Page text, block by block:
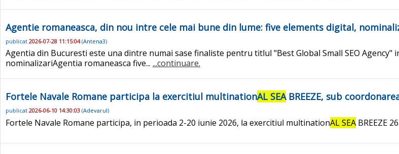
Agentie romaneasca, din nou intre cele mai bune din lume: five elements digital,
publicat 2026-07-28 11:15:04(Antena3)
Agentia din Bucuresti este una dintre numai sase finaliste pentru titlul "Best Global Small SEO
nominalizariAgentia romaneasca five... ...continuare.
Fortele Navale Romane participa la exercitiul multinationAL SEABREEZE, sub
publicat 2026-06-10 14:30:03 (Adevarul)
Fortele Navale Romane participa, in perioada 2-20 iunie 2026, la exercitiul multinationAL SEA BREEZE